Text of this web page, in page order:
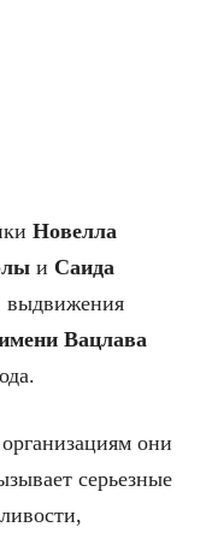
Новелла
и Саида
выдвижения
Вацлава
они
серьезные